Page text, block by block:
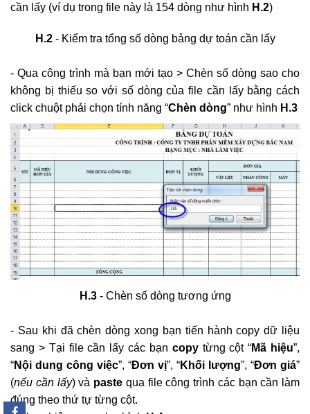
Văn bản Số: 5787/TCĐBVN-QLBTĐB: Phân
loại đường để tính cước vận tải đường bộ
cần lấy (ví dụ trong file này là 154 dòng như hình H.2)
H.2- Kiểm tra tổng số dòng bảng dự toán cần lấy
- Qua công trình mà bạn mới tạo > Chèn số dòng sao cho
không bị thiếu so với số dòng của file cần lấy bằng cách
click chuột phải chọn tính năng “Chèn dòng” như hình H.3
H.3- Chèn số dòng tương ứng
- Sau khi đã chèn dòng xong bạn tiến hành copy dữ liệu
sang > Tại file cần lấy các bạn copytừng cột “Mã hiệu”,
“Nội dung công việc”, “Đơn vị”, “Khối lượng”, “Đơn giá”
(nếu cần lấy) và paste qua file công trình các bạn cần làm
đúng theo thứ tự từng cột.